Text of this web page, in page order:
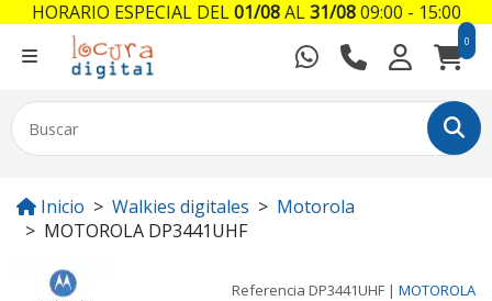
0
Inicio Walkies digitales
Motorola
MOTOROLA DP3441UHF
Referencia DP3441UHF | MOTOROLA
HORARIO ESPECIAL DEL01/08AL31/0809:00 - 15:00